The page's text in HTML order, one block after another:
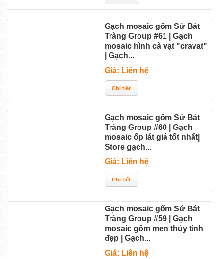
Gạch mosaic gốm Sứ Bát
Tràng Group #61 | Gạch
mosaic hình cà vạt "cravat"
| Gạch...
Giá: Liên hệ
Gạch mosaic gốm Sứ Bát
Tràng Group #60 | Gạch
mosaic ốp lát giá tốt nhất|
Store gạch...
Giá: Liên hệ
Gạch mosaic gốm Sứ Bát
Tràng Group #59 | Gạch
mosaic gốm men thủy tinh
đẹp | Gạch...
Giá: Liên hệ